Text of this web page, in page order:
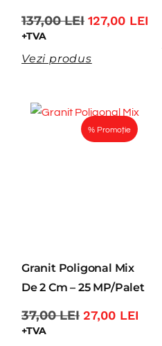
137,00LEI 127,00 LEI
+TVA
Vezi produs
% Promoție
Granit Poligonal Mix
De 2 Cm – 25 MP/Palet
37,00LEI 27,00 LEI
+TVA